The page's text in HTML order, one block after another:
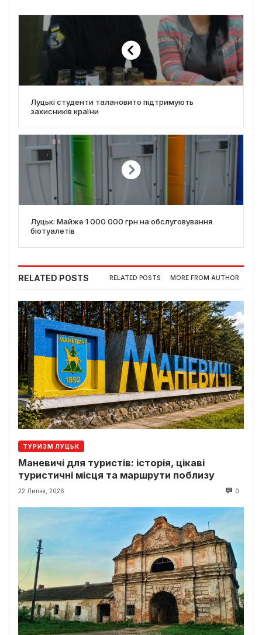
Луцькі студенти талановито підтримують
захисників країни
Луцьк: Майже 1 000 000 грн на обслуговування
біотуалетів
RELATED POSTS RELATED POSTS MORE FROM AUTHOR
ТУРИЗМ ЛУЦЬК
Маневичі для туристів: історія, цікаві
туристичні місця та маршрути поблизу
22 Липня, 2026 0